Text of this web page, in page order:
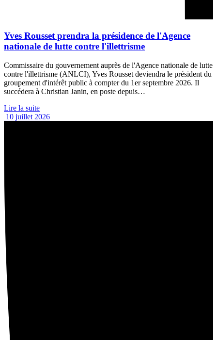
Yves Rousset prendra la présidence de l'Agence
nationale de lutte contre l'illettrisme
Commissaire du gouvernement auprès de l'Agence nationale de lutte
contre l'illettrisme (ANLCI), Yves Rousset deviendra le président du
groupement d'intérêt public à compter du 1er septembre 2026. Il
succédera à Christian Janin, en poste depuis…
Lire la suite
10 juillet 2026